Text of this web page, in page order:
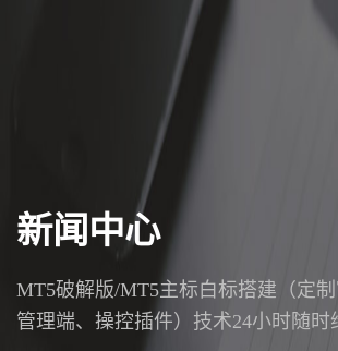
新闻中心
MT5破解版/MT5主标白标搭建（定制
管理端、操控插件）技术24小时随时